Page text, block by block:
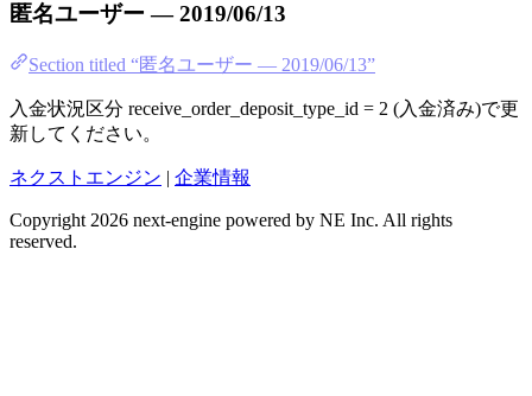
匿名ユーザー — 2019/06/13
Section titled “匿名ユーザー — 2019/06/13”
入金状況区分 receive_order_deposit_type_id = 2 (入金済み)で更
新してください。
ネクストエンジン | 企業情報
Copyright 2026 next-engine powered by NE Inc. All rights
reserved.